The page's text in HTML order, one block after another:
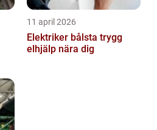
11 april 2026
Elektriker bålsta trygg
elhjälp nära dig